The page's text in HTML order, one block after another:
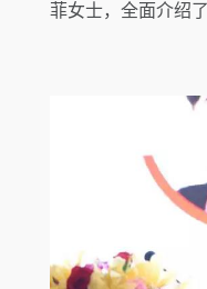
菲女士，全面介绍